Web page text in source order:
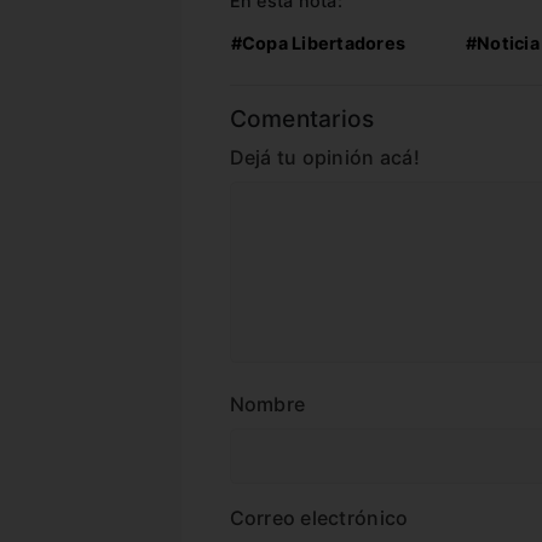
#Copa Libertadores #Noticia
Comentarios
Dejá tu opinión acá!
Nombre
Correo electrónico